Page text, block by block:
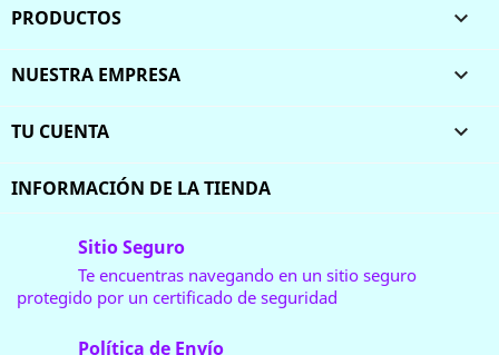
PRODUCTOS 
NUESTRA EMPRESA 
TU CUENTA 
INFORMACIÓN DE LA TIENDA
Sitio Seguro
Te encuentras navegando en un sitio seguro
protegido por un certificado de seguridad
Política de Envío